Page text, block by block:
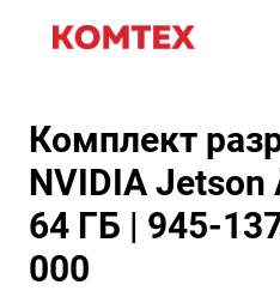
Комплект
NVIDIA Jetson
64 ГБ | 945-
000